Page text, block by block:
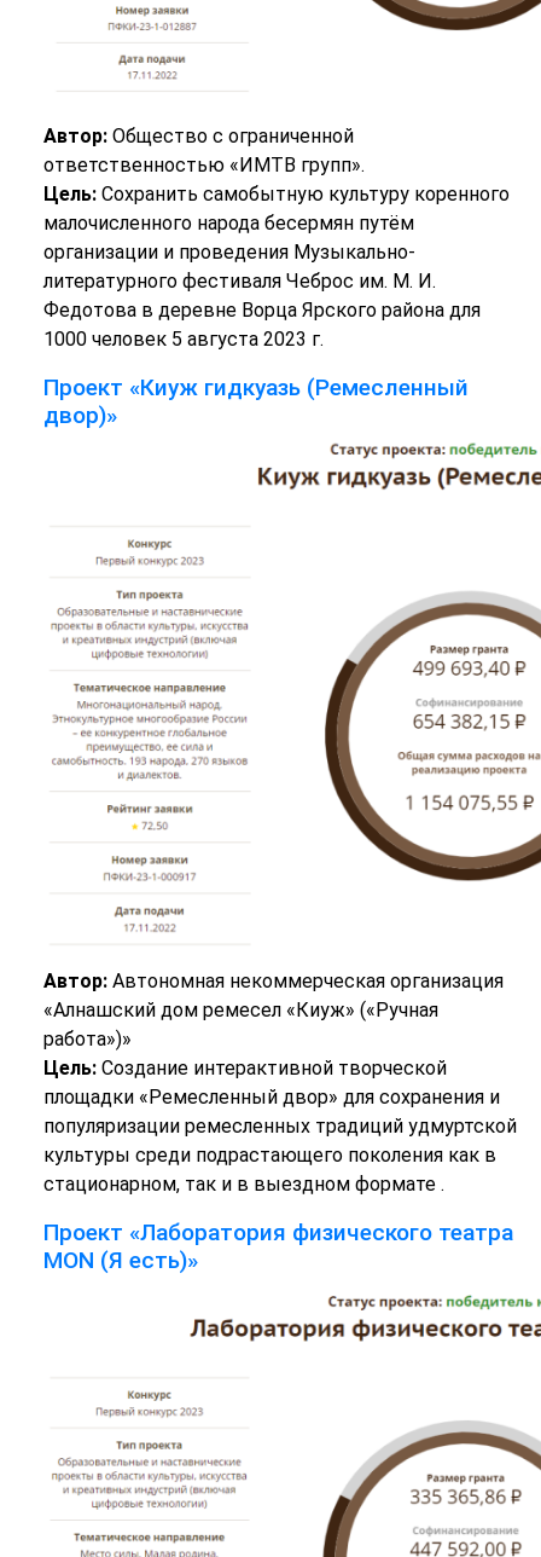
Автор: Общество с ограниченной
ответственностью «ИМТВ групп».
Цель: Сохранить самобытную культуру коренного
малочисленного народа бесермян путём
организации и проведения Музыкально-
литературного фестиваля Чеброс им. М. И.
Федотова в деревне Ворца Ярского района для
1000 человек 5 августа 2023 г.
Проект «Киуж гидкуазь (Ремесленный
двор)»
Автор: Автономная некоммерческая организация
«Алнашский дом ремесел «Киуж» («Ручная
работа»)»
Цель: Создание интерактивной творческой
площадки «Ремесленный двор» для сохранения и
популяризации ремесленных традиций удмуртской
культуры среди подрастающего поколения как в
стационарном, так и в выездном формате .
Проект «Лаборатория физического театра
МОN (Я есть)»